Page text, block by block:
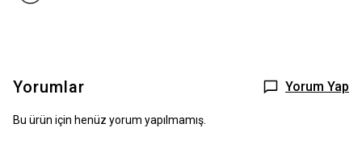
Yorumlar Yorum Yap
Bu ürün için henüz yorum yapılmamış.